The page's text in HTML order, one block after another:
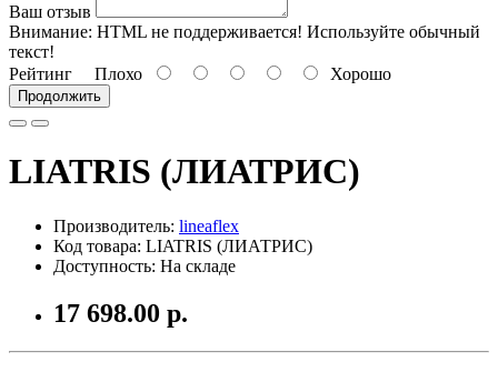
Ваш отзыв
Внимание: HTML не поддерживается! Используйте обычный
текст!
Рейтинг Плохо Хорошо
Продолжить
LIATRIS (ЛИАТРИС)
Производитель: lineaflex
Код товара: LIATRIS (ЛИАТРИС)
Доступность: На складе
17 698.00 р.